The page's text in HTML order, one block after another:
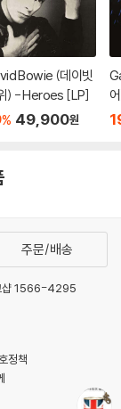
Bowie (데이빗
) - Heroes [LP]
% 49,900원
u
주문/배송
샵 1566-4295
정책